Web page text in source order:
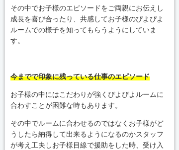
その中でお子様のエピソードをご両親にお伝えし
成長を喜び合ったり、共感してお子様のぴよぴよ
ルームでの様子を知ってもらうようにしていま
す。
今までで印象に残っている仕事のエピソード
お子様の中にはこだわりが強くぴよぴよルームに
合わすことが困難な時もあります。
その中でルームに合わせるのではなくお子様がど
うしたら納得して出来るようになるのかスタッフ
が考え工夫しお子様目線で援助をした時、受け入